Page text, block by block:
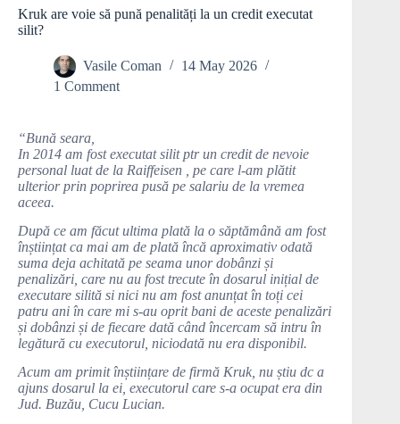
Kruk are voie să pună penalități la un credit executat
silit?
Vasile Coman
14 May 2026
1 Comment
“Bună seara,
In 2014 am fost executat silit ptr un credit de nevoie
personal luat de la Raiffeisen , pe care l-am plătit
ulterior prin poprirea pusă pe salariu de la vremea
aceea.
După ce am făcut ultima plată la o săptămână am fost
înștiințat ca mai am de plată încă aproximativ odată
suma deja achitată pe seama unor dobânzi și
penalizări, care nu au fost trecute în dosarul inițial de
executare silită si nici nu am fost anunțat în toți cei
patru ani în care mi s-au oprit bani de aceste penalizări
și dobânzi și de fiecare dată când încercam să intru în
legătură cu executorul, niciodată nu era disponibil.
Acum am primit înștiințare de firmă Kruk, nu știu dc a
ajuns dosarul la ei, executorul care s-a ocupat era din
Jud. Buzău, Cucu Lucian.